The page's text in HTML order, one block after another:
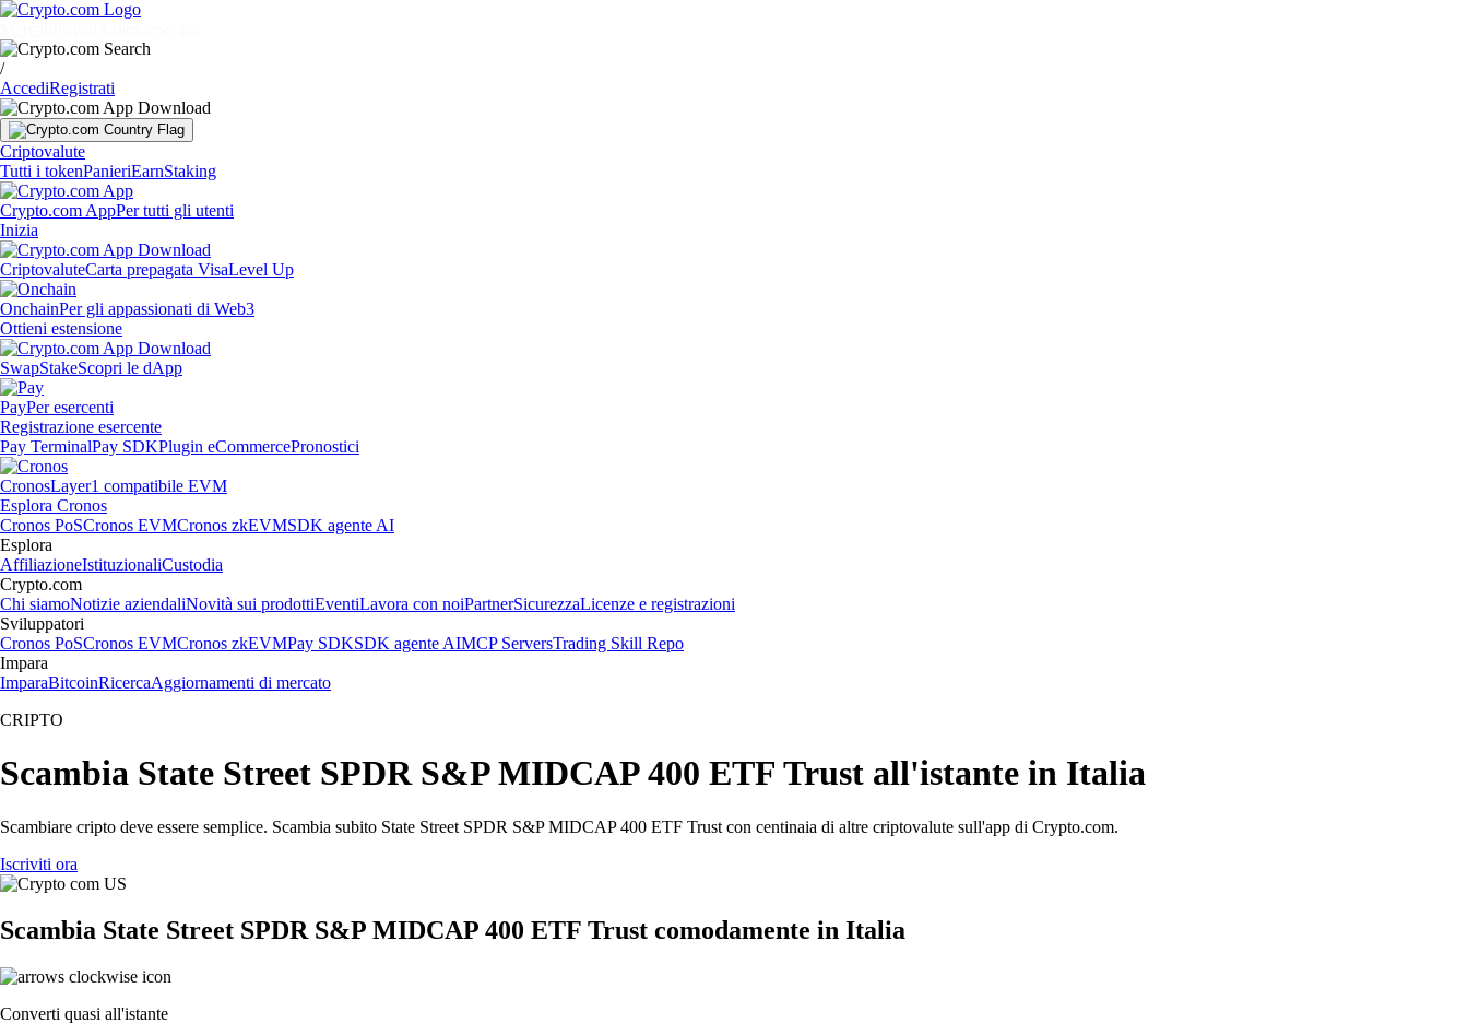
/
AccediRegistrati
Criptovalute
Tutti i tokenPanieriEarnStaking
Crypto.com AppPer tutti gli utenti
Inizia
CriptovaluteCarta prepagata VisaLevel Up
OnchainPer gli appassionati di Web3
Ottieni estensione
SwapStakeScopri le dApp
PayPer esercenti
Registrazione esercente
Pay TerminalPay SDKPlugin eCommercePronostici
CronosLayer1 compatibile EVM
Esplora Cronos
Cronos PoSCronos EVMCronos zkEVMSDK agente AI
Esplora
AffiliazioneIstituzionaliCustodia
Crypto.com
Chi siamoNotizie aziendaliNovità sui prodottiEventiLavora con noiPartnerSicurezzaLicenze e registrazioni
Sviluppatori
Cronos PoSCronos EVMCronos zkEVMPay SDKSDK agente AIMCP ServersTrading Skill Repo
Impara
ImparaBitcoinRicercaAggiornamenti di mercato
CRIPTO
Scambia State Street SPDR S&P MIDCAP 400 ETF Trust all'istante in Italia
Scambiare cripto deve essere semplice. Scambia subito State Street SPDR S&P MIDCAP 400 ETF Trust con centinaia di altre criptovalute sull'app di Crypto.com.
Iscriviti ora
Scambia State Street SPDR S&P MIDCAP 400 ETF Trust comodamente in Italia
Converti quasi all'istante